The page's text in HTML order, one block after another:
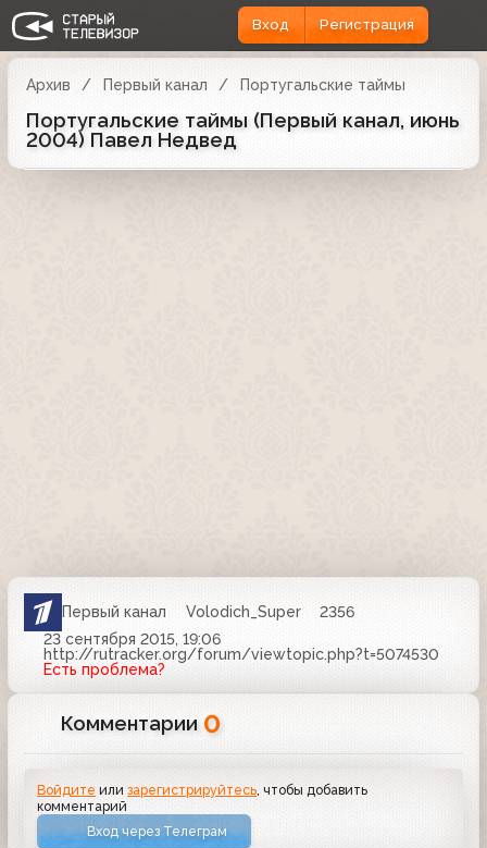
Вход Регистрация
Архив Первый канал Португальские таймы
Португальские таймы (Первый канал, июнь
2004) Павел Недвед
Первый канал Volodich_Super
2356
23 сентября 2015, 19:06
http://rutracker.org/forum/viewtopic.php?t=5074530
Есть проблема?
Комментарии 0
Войдите илизарегистрируйтесь , чтобы добавить
комментарий
Вход через Телеграм